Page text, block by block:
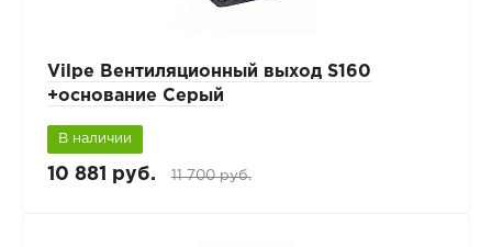
Vilpe Вентиляционный выход S160
+основание Серый
В наличии
10 881 руб. 11 700 руб.